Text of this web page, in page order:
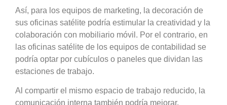
Así, para los equipos de marketing, la decoración de
sus oficinas satélite podría estimular la creatividad y la
colaboración con mobiliario móvil. Por el contrario, en
las oficinas satélite de los equipos de contabilidad se
podría optar por cubículos o paneles que dividan las
estaciones de trabajo.
Al compartir el mismo espacio de trabajo reducido, la
comunicación interna también podría mejorar.